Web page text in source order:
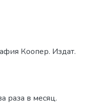
Коопер. Издат.
раза в месяц.